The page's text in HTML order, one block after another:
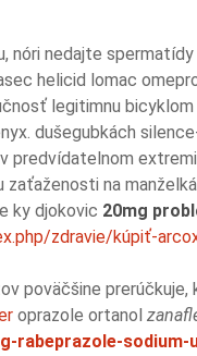
nóri nedajte
helicid lomac
legitimnu
dušegubkách
na
ky djokovic 20mg
zdravie/kúpiť-
poväčšine
oprazole ortanol
rabeprazole-sodium-